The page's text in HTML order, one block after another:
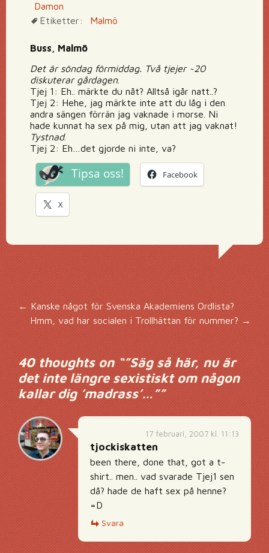
Damon
Etiketter:
Malmö
Buss, Malmö
Det är söndag förmiddag. Två tjejer ~20
diskuterar gårdagen.
Tjej 1: Eh.. märkte du nåt? Alltså igår natt..?
Tjej 2: Hehe, jag märkte inte att du låg i den
andra sängen förrän jag vaknade i morse. Ni
hade kunnat ha sex på mig, utan att jag vaknat!
Tystnad.
Tjej 2: Eh…det gjorde ni inte, va?
Tipsa oss! Facebook
X
Inläggsnavigering
← Kanske något för Svenska Akademiens Ordlista?
Hmm, vad har socialen i Trollhättan för nummer?→
40 thoughts on “”Säg så här, nu är
det inte längre sexistiskt om någon
kallar dig ’madrass’…””
17 februari, 2007 kl. 11:13
tjockiskatten
been there, done that, got a t-
shirt.. men.. vad svarade Tjej1 sen
då? hade de haft sex på henne?
=D
Svara